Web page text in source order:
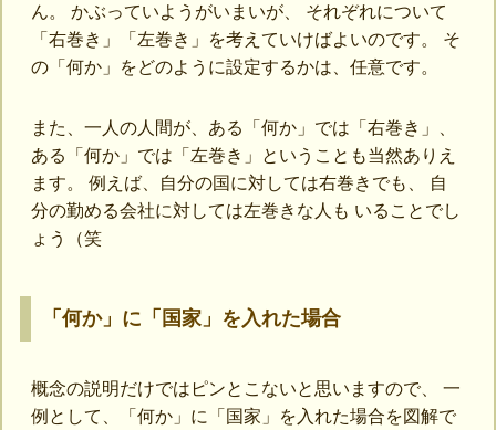
ん。 かぶっていようがいまいが、 それぞれについて
「右巻き」「左巻き」を考えていけばよいのです。 そ
の「何か」をどのように設定するかは、任意です。
また、一人の人間が、ある「何か」では「右巻き」、
ある「何か」では「左巻き」ということも当然ありえ
ます。 例えば、自分の国に対しては右巻きでも、 自
分の勤める会社に対しては左巻きな人も いることでし
ょう（笑
「何か」に「国家」を入れた場合
概念の説明だけではピンとこないと思いますので、 一
例として、「何か」に「国家」を入れた場合を図解で